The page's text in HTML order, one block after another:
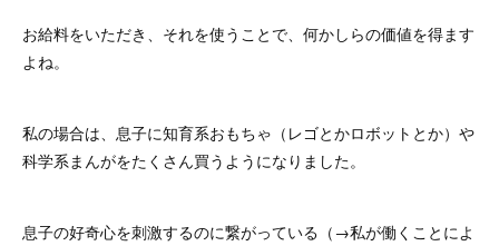
お給料をいただき、それを使うことで、何かしらの価値を得ます
よね。
私の場合は、息子に知育系おもちゃ（レゴとかロボットとか）や
科学系まんがをたくさん買うようになりました。
息子の好奇心を刺激するのに繋がっている（→私が働くことによ